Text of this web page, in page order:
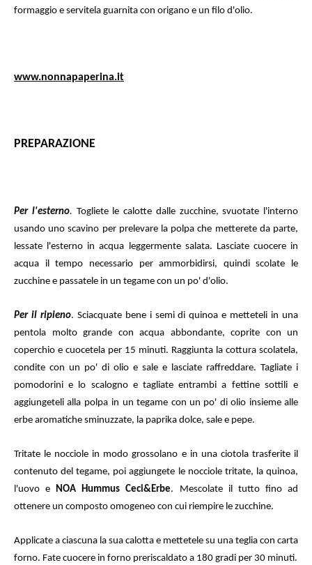
formaggio e servitela guarnita con origano e un filo d'olio.
www.nonnapaperina.it
PREPARAZIONE
Per l'esterno. Togliete le calotte dalle zucchine, svuotate l'interno
usando uno scavino per prelevare la polpa che metterete da parte,
lessate l'esterno in acqua leggermente salata. Lasciate cuocere in
acqua il tempo necessario per ammorbidirsi, quindi scolate le
zucchine e passatele in un tegame con un po' d'olio.
Per il ripieno. Sciacquate bene i semi di quinoa e metteteli in una
pentola molto grande con acqua abbondante, coprite con un
coperchio e cuocetela per 15 minuti. Raggiunta la cottura scolatela,
condite con un po' di olio e sale e lasciate raffreddare. Tagliate i
pomodorini e lo scalogno e tagliate entrambi a fettine sottili e
aggiungeteli alla polpa in un tegame con un po' di olio insieme alle
erbe aromatiche sminuzzate, la paprika dolce, sale e pepe.
Tritate le nocciole in modo grossolano e in una ciotola trasferite il
contenuto del tegame, poi aggiungete le nocciole tritate, la quinoa,
l'uovo eNOA Hummus Ceci&Erbe. Mescolate il tutto fino ad
ottenere un composto omogeneo con cui riempire le zucchine.
Applicate a ciascuna la sua calotta e mettetele su una teglia con carta
forno. Fate cuocere in forno preriscaldato a 180 gradi per 30 minuti.